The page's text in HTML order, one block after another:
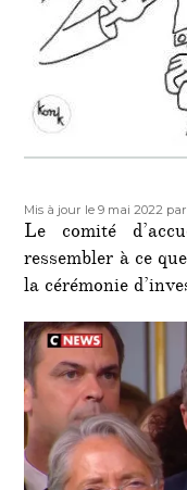
Publié
le
Mis à jour le 9 mai 2022
Le comité
ressembler à ce
la cérémonie